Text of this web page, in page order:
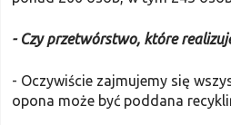
- Czy przetwórstwo, które
- Oczywiście zajmujemy się
opona może być poddana